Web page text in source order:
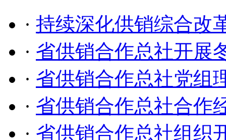
· 持续深化供销综合改
· 省供销合作总社开展
· 省供销合作总社党组
· 省供销合作总社合作
· 省供销合作总社组织